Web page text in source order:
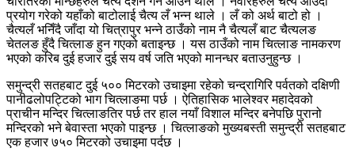
प्रयोग गरेको यहाँको बाटोलाई चैत्य लँ भन्न थाले । लँ को अर्थ बाटो हो ।
चैत्यलँ भनिँदै जाँदा यो चित्रापुर भन्ने ठाउँको नाम नै चैत्यलँ बाट चैत्यलङ
चेतलङ हुँदै चित्लाङ हुन गएको बताइन्छ । यस ठाउँको नाम चित्लाङ नामकरण
भएको करिब दुई हजार दुई सय वर्ष जति भएको मानन्धर बताउनुहुन्छ ।
समुन्द्री सतहबाट दुई ५०० मिटरको उचाइमा रहेको चन्द्रागिरि पर्वतको दक्षिणी
पानीढलोपट्टिको भाग चित्लाङमा पर्छ । ऐतिहासिक भालेश्वर महादेवको
प्राचीन मन्दिर चित्लाङतिर पर्छ तर हाल नयाँ विशाल मन्दिर बनेपछि पुरानो
मन्दिरको भने बेवास्ता भएको पाइन्छ । चित्लाङको मुख्यबस्ती समुन्द्री सतहबाट
एक हजार ७५० मिटरको उचाइमा पर्दछ ।